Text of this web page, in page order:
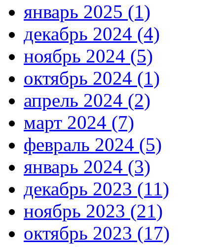
январь 2025 (1)
декабрь 2024 (4)
ноябрь 2024 (5)
октябрь 2024 (1)
апрель 2024 (2)
март 2024 (7)
февраль 2024 (5)
январь 2024 (3)
декабрь 2023 (11)
ноябрь 2023 (21)
октябрь 2023 (17)